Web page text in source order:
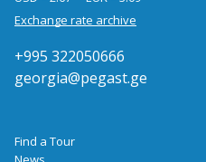
Exchange rate archive
+995 322050666
georgia@pegast.ge
Find a Tour